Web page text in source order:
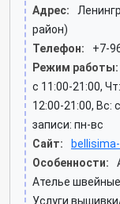
Адрес:
район)
Телефон:
+7-
Режим работы:
c 11:00-21:00,
12:00-21:00, Вс:
записи: пн-вс
Сайт:
Особенности:
Ателье
Услуги